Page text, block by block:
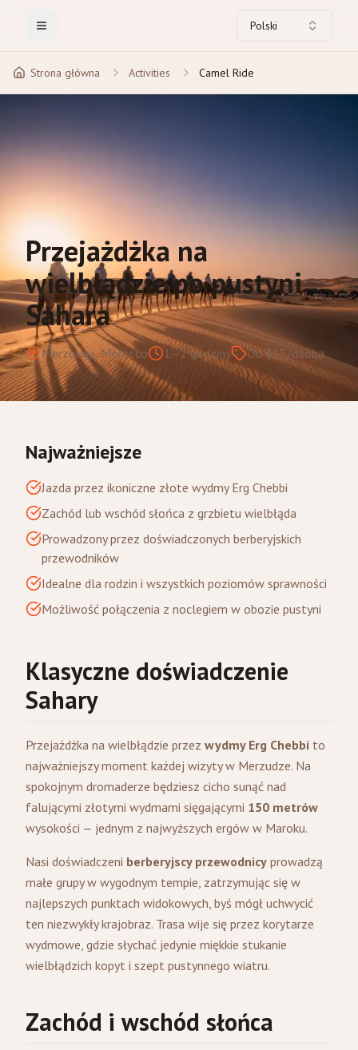
Toggle Menu Polski
Strona główna Activities Camel Ride
Przejażdżka na
wielbłądzie po pustyni
Sahara
Merzouga, Morocco 1–2 godziny Od $25/osoba
Najważniejsze
Jazda przez ikoniczne złote wydmy Erg Chebbi
Zachód lub wschód słońca z grzbietu wielbłąda
Prowadzony przez doświadczonych berberyjskich
przewodników
Idealne dla rodzin i wszystkich poziomów sprawności
Możliwość połączenia z noclegiem w obozie pustyni
Klasyczne doświadczenie
Sahary
Przejażdżka na wielbłądzie przez wydmy Erg Chebbi to
najważniejszy moment każdej wizyty w Merzudze. Na
spokojnym dromaderze będziesz cicho sunąć nad
falującymi złotymi wydmami sięgającymi 150 metrów
wysokości — jednym z najwyższych ergów w Maroku.
Nasi doświadczeni berberyjscy przewodnicy prowadzą
małe grupy w wygodnym tempie, zatrzymując się w
najlepszych punktach widokowych, byś mógł uchwycić
ten niezwykły krajobraz. Trasa wije się przez korytarze
wydmowe, gdzie słychać jedynie miękkie stukanie
wielbłądzich kopyt i szept pustynnego wiatru.
Zachód i wschód słońca